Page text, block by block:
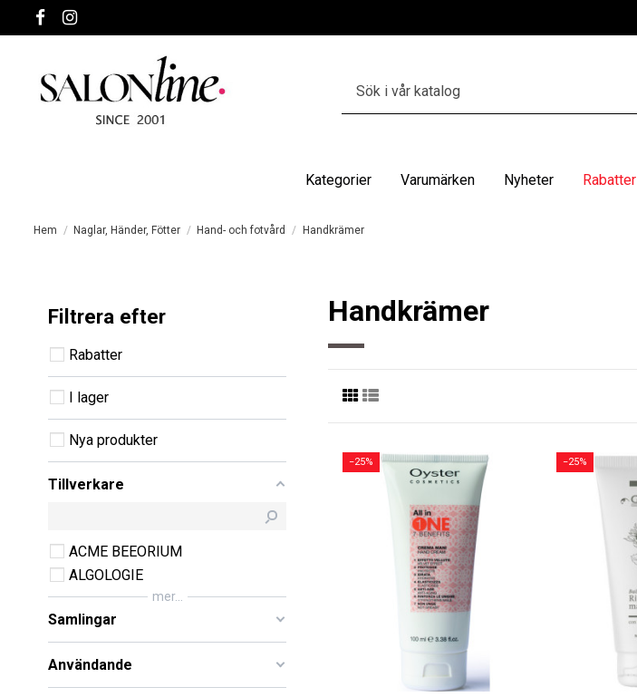
Kategorier Varumärken Nyheter Rabatter
Hem Naglar, Händer, Fötter Hand- och fotvård Handkrämer
Handkrämer
−25% −25%
Filtrera efter
Rabatter
I lager
Nya produkter
Tillverkare
ACME BEEORIUM
ALGOLOGIE
mer...
Samlingar
Användande